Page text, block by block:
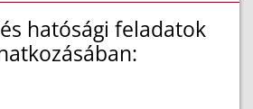
hatósági feladatok